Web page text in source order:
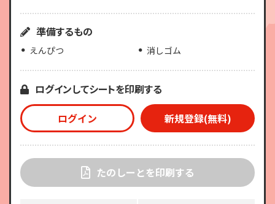
準備するもの
えんぴつ 消しゴム
ログインしてシートを印刷する
ログイン
新規登録(無料)
たのしーとを印刷する